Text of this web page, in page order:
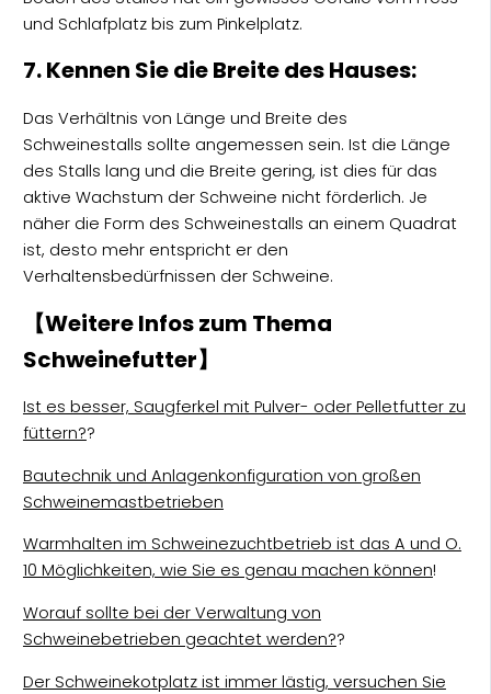
und Schlafplatz bis zum Pinkelplatz.
7. Kennen Sie die Breite des Hauses:
Das Verhältnis von Länge und Breite des
Schweinestalls sollte angemessen sein. Ist die Länge
des Stalls lang und die Breite gering, ist dies für das
aktive Wachstum der Schweine nicht förderlich. Je
näher die Form des Schweinestalls an einem Quadrat
ist, desto mehr entspricht er den
Verhaltensbedürfnissen der Schweine.
【Weitere Infos zum Thema
Schweinefutter】
Ist es besser, Saugferkel mit Pulver- oder Pelletfutter zu
füttern??
Bautechnik und Anlagenkonfiguration von großen
Schweinemastbetrieben
Warmhalten im Schweinezuchtbetrieb ist das A und O.
10 Möglichkeiten, wie Sie es genau machen können!
Worauf sollte bei der Verwaltung von
Schweinebetrieben geachtet werden??
Der Schweinekotplatz ist immer lästig, versuchen Sie